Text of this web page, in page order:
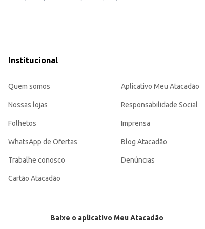
e o equilíbrio eletrolítico, atendendo às necessidades de
Institucional
Quem somos
Nossas lojas
Folhetos
WhatsApp de Ofertas
Trabalhe conosco
Cartão Atacadão
Aplicativo Meu Atacadão
Responsabilidade Social
Imprensa
Blog Atacadão
Denúncias
Baixe o aplicativo Meu Atacadão